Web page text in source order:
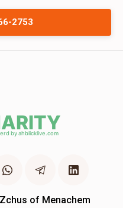
2753
of Menachem